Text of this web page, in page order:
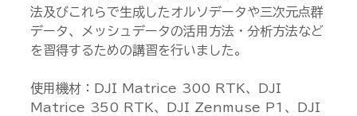
法及びこれらで生成したオルソデータや三次元点群
データ、メッシュデータの活用方法・分析方法など
を習得するための講習を行いました。
使用機材：DJI Matrice 300 RTK、DJI
Matrice 350 RTK、DJI Zenmuse P1、DJI